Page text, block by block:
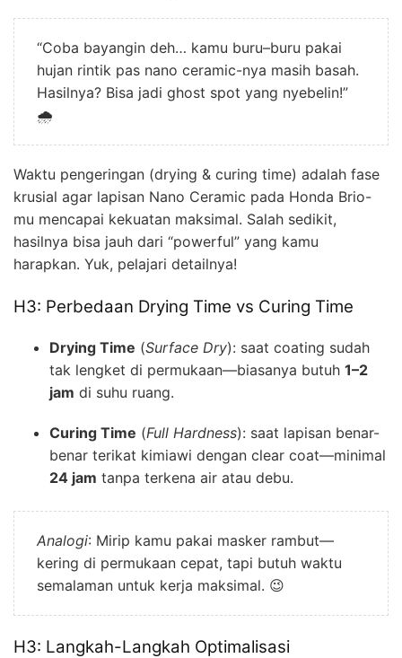
“Coba bayangin deh… kamu buru–buru pakai
hujan rintik pas nano ceramic-nya masih basah.
Hasilnya? Bisa jadi ghost spot yang nyebelin!”
🌧️
Waktu pengeringan (drying & curing time) adalah fase
krusial agar lapisan Nano Ceramic pada Honda Brio-
mu mencapai kekuatan maksimal. Salah sedikit,
hasilnya bisa jauh dari “powerful” yang kamu
harapkan. Yuk, pelajari detailnya!
H3: Perbedaan Drying Time vs Curing Time
Drying Time (Surface Dry): saat coating sudah
tak lengket di permukaan—biasanya butuh 1–2
jam di suhu ruang.
Curing Time (Full Hardness): saat lapisan benar-
benar terikat kimiawi dengan clear coat—minimal
24 jam tanpa terkena air atau debu.
Analogi: Mirip kamu pakai masker rambut—
kering di permukaan cepat, tapi butuh waktu
semalaman untuk kerja maksimal. 😉
H3: Langkah-Langkah Optimalisasi